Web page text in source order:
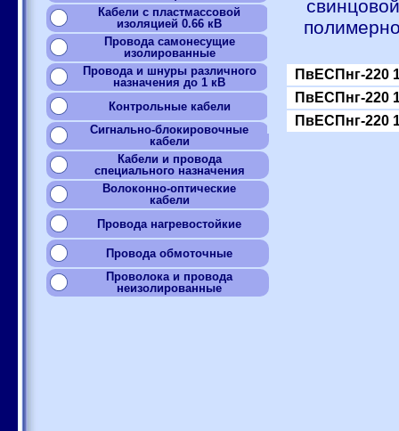
Кабели с пластмассовой
изоляцией 0.66 кВ
Провода самонесущие
изолированные
Провода и шнуры различного
назначения до 1 кВ
Контрольные кабели
Сигнально-блокировочные
кабели
Кабели и провода
специального назначения
Волоконно-оптические
кабели
Провода нагревостойкие
Провода обмоточные
Проволока и провода
неизолированные
ПвЕСПнг-220
ПвЕСПнг-220
ПвЕСПнг-220